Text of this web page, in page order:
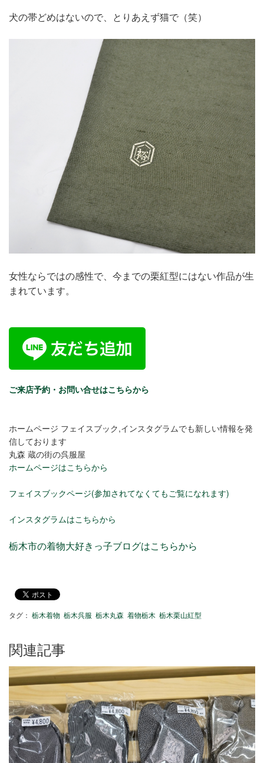
犬の帯どめはないので、とりあえず猫で（笑）
女性ならではの感性で、今までの栗紅型にはない作品が生
まれています。
ご来店予約・お問い合せはこちらから
ホームページ フェイスブック,インスタグラムでも新しい情報を発
信しております
丸森 蔵の街の呉服屋
ホームページはこちらから
フェイスブックページ(参加されてなくてもご覧になれます)
インスタグラムはこちらから
栃木市の着物大好きっ子ブログはこちらから
タグ： 栃木着物 栃木呉服 栃木丸森 着物栃木 栃木栗山紅型
関連記事